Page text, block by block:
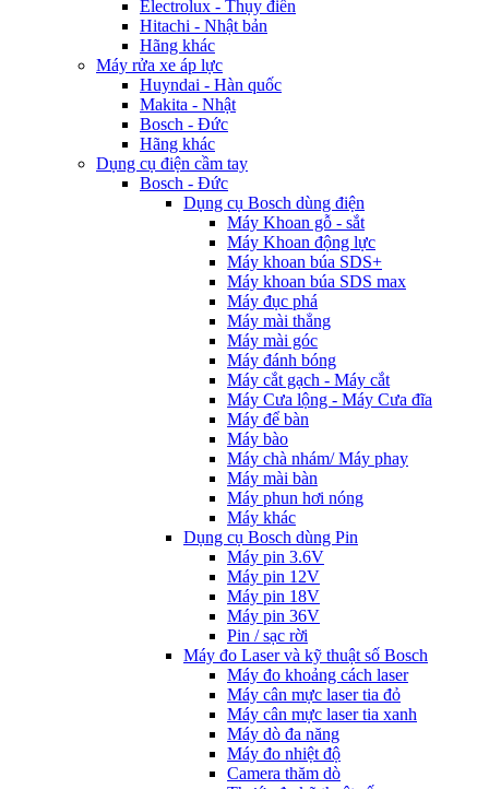
Electrolux - Thụy điển
Hitachi - Nhật bản
Hãng khác
Máy rửa xe áp lực
Huyndai - Hàn quốc
Makita - Nhật
Bosch - Đức
Hãng khác
Dụng cụ điện cầm tay
Bosch - Đức
Dụng cụ Bosch dùng điện
Máy Khoan gỗ - sắt
Máy Khoan động lực
Máy khoan búa SDS+
Máy khoan búa SDS max
Máy đục phá
Máy mài thẳng
Máy mài góc
Máy đánh bóng
Máy cắt gạch - Máy cắt
Máy Cưa lộng - Máy Cưa đĩa
Máy để bàn
Máy bào
Máy chà nhám/ Máy phay
Máy mài bàn
Máy phun hơi nóng
Máy khác
Dụng cụ Bosch dùng Pin
Máy pin 3.6V
Máy pin 12V
Máy pin 18V
Máy pin 36V
Pin / sạc rời
Máy đo Laser và kỹ thuật số Bosch
Máy đo khoảng cách laser
Máy cân mực laser tia đỏ
Máy cân mực laser tia xanh
Máy dò đa năng
Máy đo nhiệt độ
Camera thăm dò